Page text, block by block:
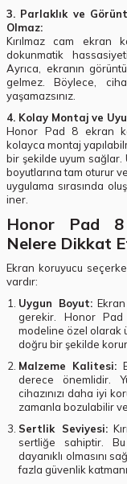
3. Parlaklık ve
Olmaz:
Kırılmaz cam ekran
dokunmatik
Ayrıca, ekranın
gelmez. Böylece,
yaşamazsınız.
4. Kolay Montaj ve
Honor Pad 8 ekran
kolayca montaj
bir şekilde uyum sağlar.
boyutlarına tam oturur
uygulama sırasında
iner.
Honor Pad 8
Nelere Dikkat
Ekran koruyucu
vardır:
Uygun Boyut:Ekran
gerekir. Honor
modeline özel olarak
doğru bir şekilde
Malzeme Kalitesi:
derece önemlidir.
cihazınızı daha iyi
zamanla bozulabilir
Sertlik Seviyesi:
sertliğe sahiptir.
dayanıklı olmasını
fazla güvenlik